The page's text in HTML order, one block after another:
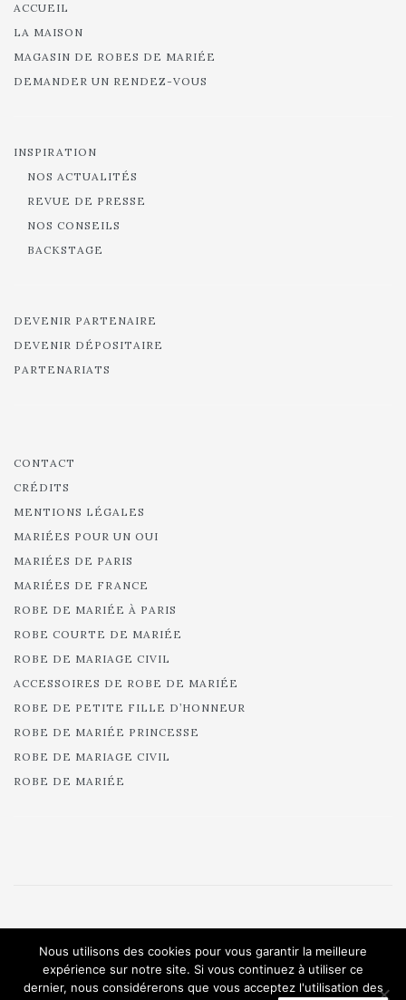
ACCUEIL
LA MAISON
MAGASIN DE ROBES DE MARIÉE
DEMANDER UN RENDEZ-VOUS
INSPIRATION
NOS ACTUALITÉS
REVUE DE PRESSE
NOS CONSEILS
BACKSTAGE
DEVENIR PARTENAIRE
DEVENIR DÉPOSITAIRE
PARTENARIATS
CONTACT
CRÉDITS
MENTIONS LÉGALES
MARIÉES POUR UN OUI
MARIÉES DE PARIS
MARIÉES DE FRANCE
ROBE DE MARIÉE À PARIS
ROBE COURTE DE MARIÉE
ROBE DE MARIAGE CIVIL
ACCESSOIRES DE ROBE DE MARIÉE
ROBE DE PETITE FILLE D’HONNEUR
ROBE DE MARIÉE PRINCESSE
ROBE DE MARIAGE CIVIL
ROBE DE MARIÉE
All rights reserved.
Nous utilisons des cookies pour vous garantir la meilleure
expérience sur notre site. Si vous continuez à utiliser ce
dernier, nous considérerons que vous acceptez l'utilisation des